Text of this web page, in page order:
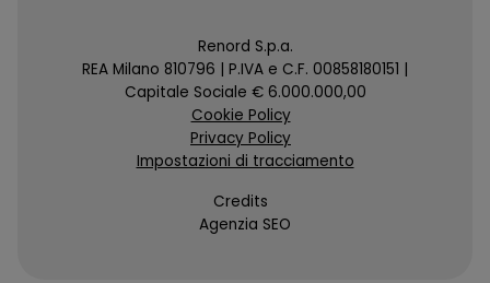
Renord S.p.a.
REA Milano 810796 | P.IVA e C.F. 00858180151 |
Capitale Sociale € 6.000.000,00
Cookie Policy
Privacy Policy
Impostazioni di tracciamento
Credits
Agenzia SEO